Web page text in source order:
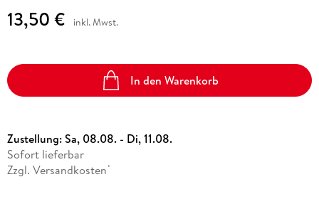
13,50 € inkl. Mwst.
In den Warenkorb
Zustellung:Sa, 08.08. - Di, 11.08.
Sofort lieferbar
Zzgl. Versandkosten *